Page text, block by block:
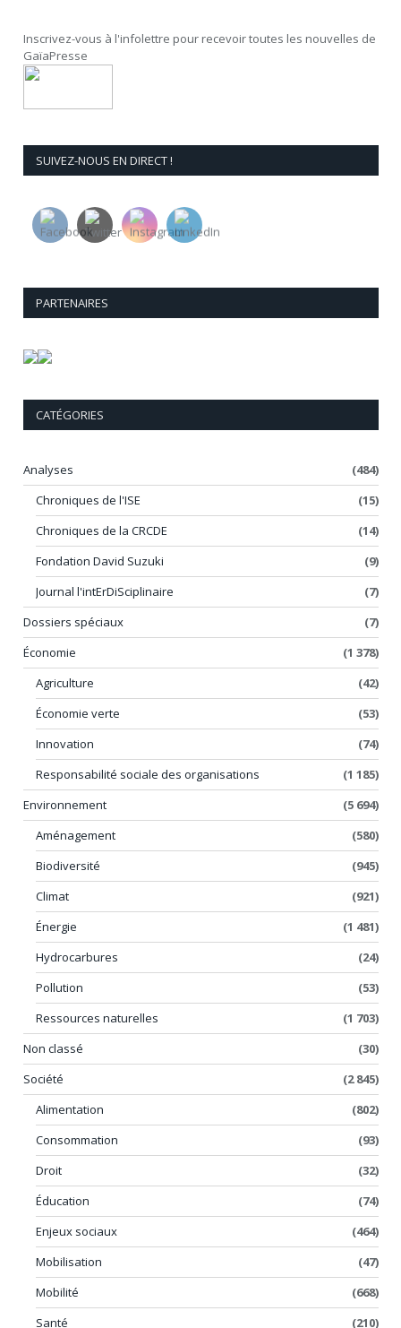
Inscrivez-vous à l'infolettre pour recevoir toutes les nouvelles de
GaïaPresse
SUIVEZ-NOUS EN DIRECT !
PARTENAIRES
CATÉGORIES
Analyses
(484)
Chroniques de l'ISE
(15)
Chroniques de la CRCDE
(14)
Fondation David Suzuki
(9)
Journal l'intErDiSciplinaire
(7)
Dossiers spéciaux
(7)
Économie
(1 378)
Agriculture
(42)
Économie verte
(53)
Innovation
(74)
Responsabilité sociale des organisations
(1 185)
Environnement
(5 694)
Aménagement
(580)
Biodiversité
(945)
Climat
(921)
Énergie
(1 481)
Hydrocarbures
(24)
Pollution
(53)
Ressources naturelles
(1 703)
Non classé
(30)
Société
(2 845)
Alimentation
(802)
Consommation
(93)
Droit
(32)
Éducation
(74)
Enjeux sociaux
(464)
Mobilisation
(47)
Mobilité
(668)
Santé
(210)